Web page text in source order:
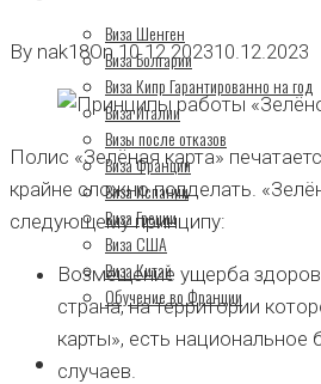
Виза Шенген
Виза Болгарии
Виза Кипр Гарантированно на год
Виза Италии
Визы после отказов
Виза Франции
Виза Испании
Виза Греции
Виза США
Виза Китай
Обучение во Франции
СТРАХОВАНИЕ
By nak18On10.12.202310.12.2023
Полис «Зелёная карта»
крайне сложно подделать.
следующему принципу:
Возмещение ущерба
страна, на территории
карты», есть
случаев.